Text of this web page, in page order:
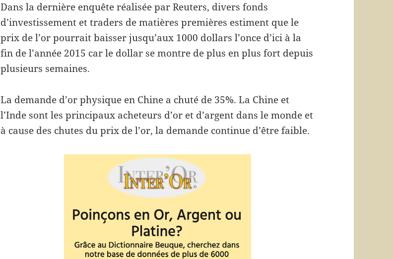
Dans la dernière enquête réalisée par Reuters, divers fonds
d’investissement et traders de matières premières estiment que le
prix de l’or pourrait baisser jusqu’aux 1000 dollars l’once d’ici à la
fin de l’année 2015 car le dollar se montre de plus en plus fort depuis
plusieurs semaines.
La demande d’or physique en Chine a chuté de 35%. La Chine et
l’Inde sont les principaux acheteurs d’or et d’argent dans le monde et
à cause des chutes du prix de l’or, la demande continue d’être faible.